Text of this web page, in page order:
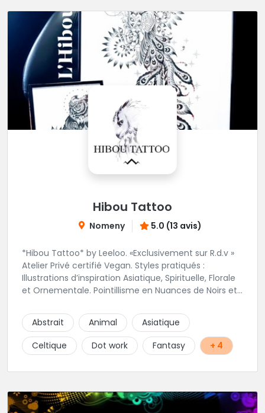
Hibou Tattoo
Nomeny 5.0 (13 avis)
*Hibou Tattoo* by Leeloo. «Exclusivement sur R.d.v »
Atelier Privé certifié Vegan. Styles pratiqués :
Illustrations d’inspiration Asiatique, Spirituelle, Florale
et Ornementale. Pointillisme en Nuances de Noirs et
de l’Atelier :
https://www.facebook.com/HibouTattoos
Abstrait Animal
Asiatique
Celtique
Dot work Fantasy + 4